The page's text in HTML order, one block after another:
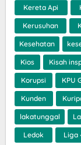
Kereta Api
Kerusuhan
Kesehatan
Kios Kisah
Korupsi KPU
Kunden
lakatunggal
Ledok Liga